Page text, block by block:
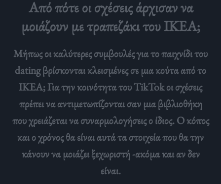
Από πότε οι σχέσεις άρχισαν να
μοιάζουν με τραπεζάκι του IKEA;
Μήπως οι καλύτερες συμβουλές για το παιχνίδι του
dating βρίσκονται κλεισμένες σε μια κούτα από το
IKEA; Για την κοινότητα του TikTok οι σχέσεις
πρέπει να αντιμετωπίζονται σαν μια βιβλιοθήκη
που χρειάζεται να συναρμολογήσεις ο ίδιος. Ο κόπος
και ο χρόνος θα είναι αυτά τα στοιχεία που θα την
κάνουν να μοιάζει ξεχωριστή -ακόμα και αν δεν
είναι.